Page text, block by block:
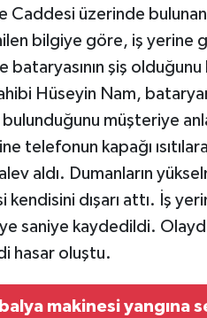
Caddesi üzerinde
bilgiye göre, iş yerine
bataryasının şiş
Hüseyin Nam,
müşteriye
telefonun kapağı
aldı. Dumanların
dışarı attı. İş
saniye kaydedildi.
hasar oluştu.
makinesi yangına